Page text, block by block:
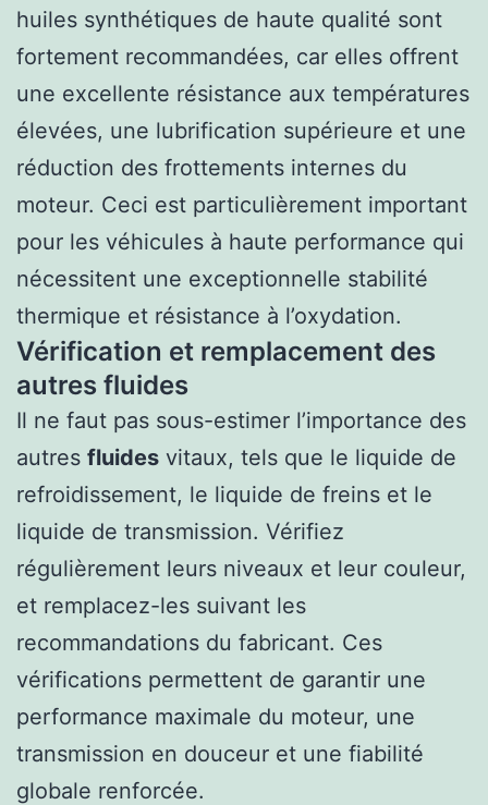
huiles synthétiques de haute qualité sont
fortement recommandées, car elles offrent
une excellente résistance aux températures
élevées, une lubrification supérieure et une
réduction des frottements internes du
moteur. Ceci est particulièrement important
pour les véhicules à haute performance qui
nécessitent une exceptionnelle stabilité
thermique et résistance à l’oxydation.
Vérification et remplacement des
autres fluides
Il ne faut pas sous-estimer l’importance des
autres fluides vitaux, tels que le liquide de
refroidissement, le liquide de freins et le
liquide de transmission. Vérifiez
régulièrement leurs niveaux et leur couleur,
et remplacez-les suivant les
recommandations du fabricant. Ces
vérifications permettent de garantir une
performance maximale du moteur, une
transmission en douceur et une fiabilité
globale renforcée.